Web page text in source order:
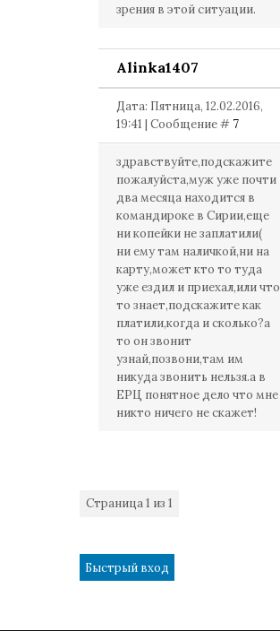
зрения в этой ситуации.
Alinka1407
Дата: Пятница, 12.02.2016,
19:41 | Сообщение # 7
здравствуйте,подскажите
пожалуйста,муж уже почти
два месяца находится в
командироке в Сирии,еще
ни копейки не заплатили(
ни ему там наличкой,ни на
карту,может кто то туда
уже ездил и приехал,или что
то знает,подскажите как
платили,когда и сколько?а
то он звонит
узнай,позвони,там им
никуда звонить нельзя.а в
ЕРЦ понятное дело что мне
никто ничего не скажет!
Страница1 из 1